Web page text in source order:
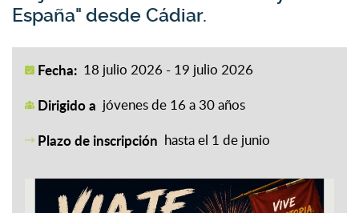
España" desde Cádiar.
Fecha: 18 julio 2026 - 19 julio 2026
Dirigido a jóvenes de 16 a 30 años
Plazo de inscripción hasta el 1 de junio